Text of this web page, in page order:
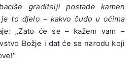
graditelji postade kamen
je to djelo – kakvo čudo u očima
„Zato će se – kažem vam –
Božje i dat će se narodu koji